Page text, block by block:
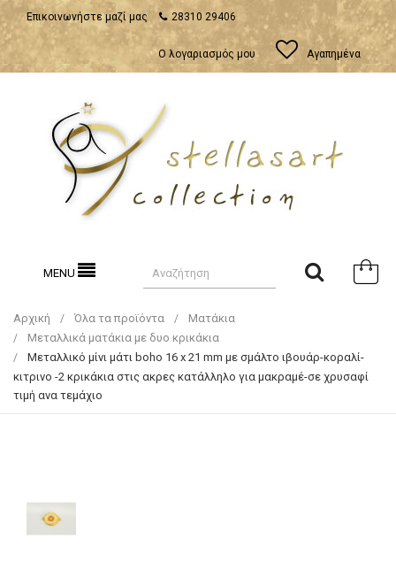
Επικοινωνήστε μαζί μας 28310 29406
Ο λογαριασμός μου Αγαπημένα
MENU
Αρχική Όλα τα προϊόντα
Ματάκια
Μεταλλικά ματάκια με δυο κρικάκια
Μεταλλικό μίνι μάτι boho 16 x 21 mm με σμάλτο ιβουάρ-κοραλί-
κιτρινο -2 κρικάκια στις ακρες κατάλληλο για μακραμέ-σε χρυσαφί
τιμή ανα τεμάχιο